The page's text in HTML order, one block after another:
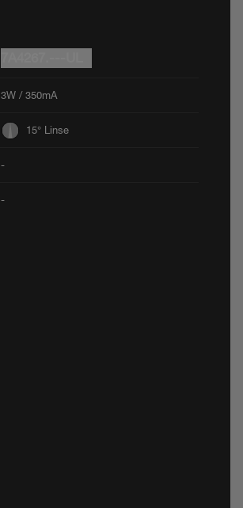
3W / 350mA
15° Linse
-
-